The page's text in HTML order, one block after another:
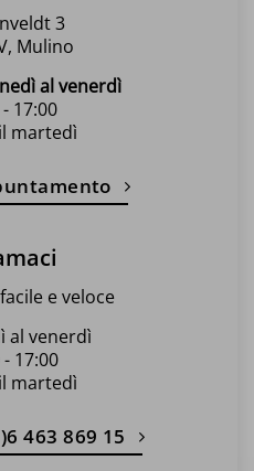
3
Mulino
al venerdì
17:00
martedì
e veloce
al venerdì
17:00
martedì
463 869 15